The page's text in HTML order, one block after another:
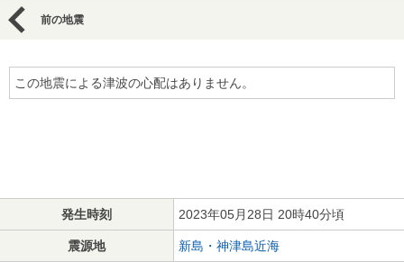
前の地震
この地震による津波の心配はありません。
発生時刻 2023年05月28日 20時40分頃
震源地 新島・神津島近海